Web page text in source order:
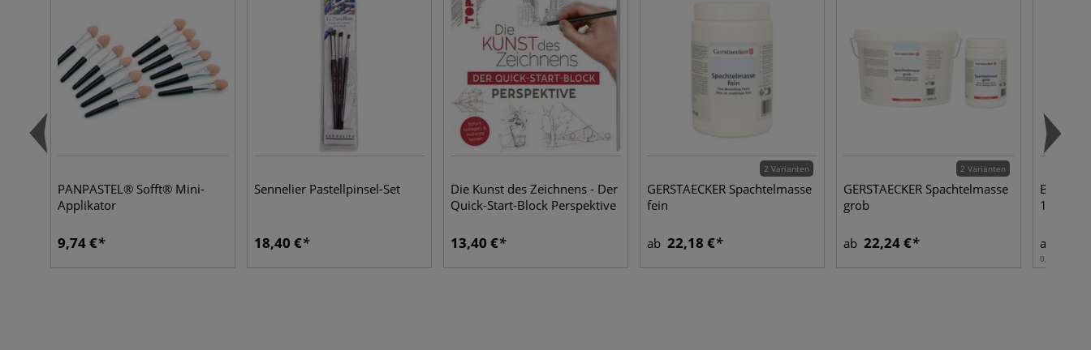
PANPASTEL® Sofft® Mini-
Applikator
9,74 €
Sennelier Pastellpinsel-Set
18,40 €
Die Kunst des Zeichnens - Der
Quick-Start-Block Perspektive
13,40 €
2 Varianten
GERSTAECKER Spachtelmasse
fein
ab 22,18 €
2 Varianten
GERSTAECKER Spachtelmasse
grob
ab 22,24 €
BOTZ
1280 °C
ab
0,20 l | 1 l: